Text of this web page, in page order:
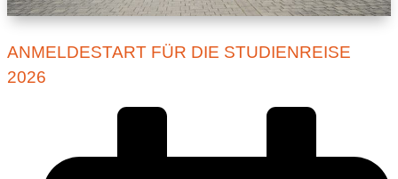
ANMELDESTART FÜR DIE STUDIENREISE
2026